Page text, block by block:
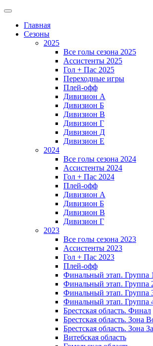
Главная
Сезоны
2025
Все голы сезона 2025
Ассистенты 2025
Гол + Пас 2025
Переходные игры
Плей-офф
Дивизион A
Дивизион Б
Дивизион В
Дивизион Г
Дивизион Д
Дивизион Е
2024
Все голы сезона 2024
Ассистенты 2024
Гол + Пас 2024
Плей-офф
Дивизион A
Дивизион Б
Дивизион В
Дивизион Г
2023
Все голы сезона 2023
Ассистенты 2023
Гол + Пас 2023
Плей-офф
Финальный этап. Группа 1
Финальный этап. Группа
Финальный этап. Группа
Финальный этап. Группа
Брестская область. Финал
Брестская область. Зона
Брестская область. Зона
Витебская область